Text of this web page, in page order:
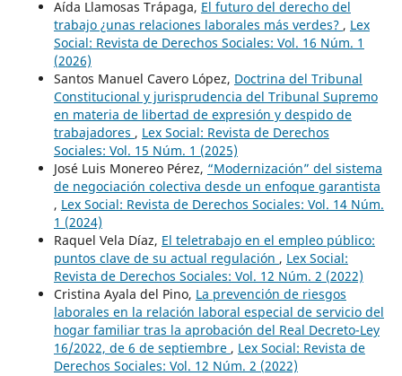
Aída Llamosas Trápaga, El futuro del derecho del
trabajo ¿unas relaciones laborales más verdes? , Lex
Social: Revista de Derechos Sociales: Vol. 16 Núm. 1
(2026)
Santos Manuel Cavero López, Doctrina del Tribunal
Constitucional y jurisprudencia del Tribunal Supremo
en materia de libertad de expresión y despido de
trabajadores , Lex Social: Revista de Derechos
Sociales: Vol. 15 Núm. 1 (2025)
José Luis Monereo Pérez, “Modernización” del sistema
de negociación colectiva desde un enfoque garantista
, Lex Social: Revista de Derechos Sociales: Vol. 14 Núm.
1 (2024)
Raquel Vela Díaz, El teletrabajo en el empleo público:
puntos clave de su actual regulación , Lex Social:
Revista de Derechos Sociales: Vol. 12 Núm. 2 (2022)
Cristina Ayala del Pino, La prevención de riesgos
laborales en la relación laboral especial de servicio del
hogar familiar tras la aprobación del Real Decreto-Ley
16/2022, de 6 de septiembre , Lex Social: Revista de
Derechos Sociales: Vol. 12 Núm. 2 (2022)